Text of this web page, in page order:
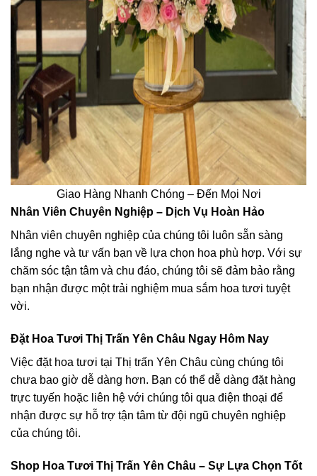
Giao Hàng Nhanh Chóng – Đến Mọi Nơi
Nhân Viên Chuyên Nghiệp – Dịch Vụ Hoàn Hảo
Nhân viên chuyên nghiệp của chúng tôi luôn sẵn sàng
lắng nghe và tư vấn bạn về lựa chọn hoa phù hợp. Với sự
chăm sóc tận tâm và chu đáo, chúng tôi sẽ đảm bảo rằng
bạn nhận được một trải nghiệm mua sắm hoa tươi tuyệt
vời.
Đặt Hoa Tươi Thị Trấn Yên Châu Ngay Hôm Nay
Việc đặt hoa tươi tại Thị trấn Yên Châu cùng chúng tôi
chưa bao giờ dễ dàng hơn. Bạn có thể dễ dàng đặt hàng
trực tuyến hoặc liên hệ với chúng tôi qua điện thoại để
nhận được sự hỗ trợ tận tâm từ đội ngũ chuyên nghiệp
của chúng tôi.
Shop Hoa Tươi Thị Trấn Yên Châu – Sự Lựa Chọn Tốt